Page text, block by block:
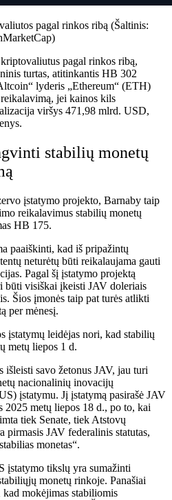
pagal rinkos ribą (Šaltinis:
)
pagal rinkos ribą,
turtas, atitinkantis HB 302
lyderis „Ethereum“ (ETH)
jei kainos kils
viršys 471,98 mlrd. USD,
stabilių monetų
įstatymo projekto, Barnaby taip
reikalavimus stabilių monetų
HB 175.
paaiškinti, kad iš pripažintų
neturėtų būti reikalaujama gauti
Pagal šį įstatymo projektą
būti visiškai įkeisti JAV doleriais
Šios įmonės taip pat turės atlikti
per mėnesį.
įstatymų leidėjas nori, kad stabilių
metų liepos 1 d.
išleisti savo žetonus JAV, jau turi
nacionalinių inovacijų
įstatymu. Jį įstatymą pasirašė JAV
2025 metų liepos 18 d., po to, kai
tiek Senate, tiek Atstovų
pirmasis JAV federalinis statutas,
monetas“.
įstatymo tikslų yra sumažinti
monetų rinkoje. Panašiai
mokėjimas stabiliomis